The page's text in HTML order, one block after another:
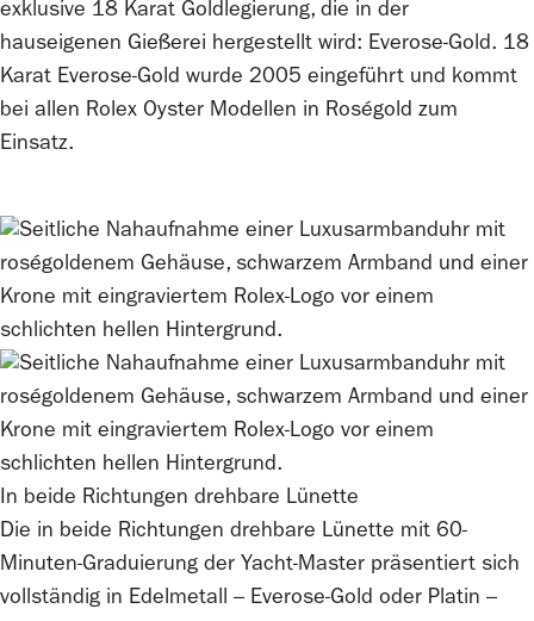
exklusive 18 Karat Goldlegierung, die in der
hauseigenen Gießerei hergestellt wird: Everose-Gold. 18
Karat Everose-Gold wurde 2005 eingeführt und kommt
bei allen Rolex Oyster Modellen in Roségold zum
Einsatz.
In beide Richtungen drehbare Lünette
Die in beide Richtungen drehbare Lünette mit 60-
Minuten-Graduierung der Yacht‑Master präsentiert sich
vollständig in Edelmetall – Everose-Gold oder Platin –